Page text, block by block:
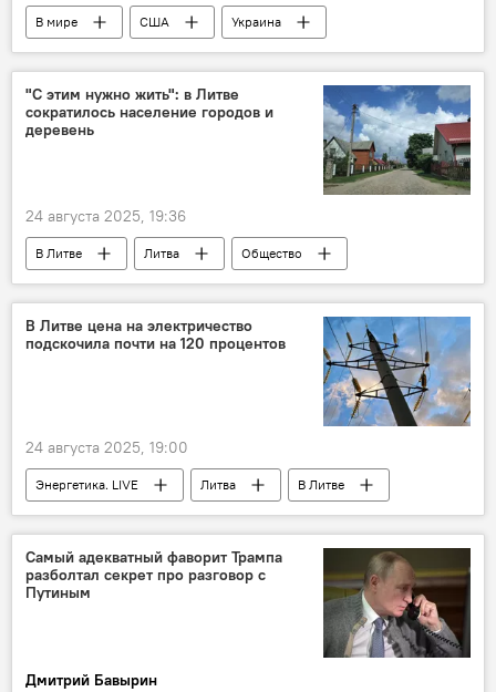
В мире США
Украина
Евросоюз (ЕС)
крылатые ракеты
поставка оружия
вооружение
оружие
Политика
Общество
"С этим нужно жить": в Литве
сократилось население городов и
деревень
24 августа 2025, 19:36
В Литве Литва
Общество
деревня
демография
население Литвы
демографический кризис
В Литве цена на электричество
подскочила почти на 120 процентов
24 августа 2025, 19:00
Энергетика. LIVE Литва
В Литве
энергоснабжение
энергетика
электроэнергия
электричество
Elektrum Lietuva
Самый адекватный фаворит Трампа
разболтал секрет про разговор с
Путиным
Дмитрий Бавырин